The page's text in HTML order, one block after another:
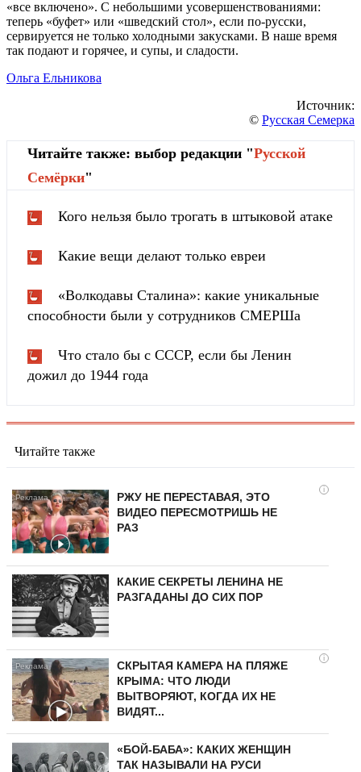
«все включено». С небольшими усовершенствованиями:
теперь «буфет» или «шведский стол», если по-русски,
сервируется не только холодными закусками. В наше время
так подают и горячее, и супы, и сладости.
Ольга Ельникова
Источник:
© Русская Семерка
Читайте также: выбор редакции "Русской
Cемёрки"
Кого нельзя было трогать в штыковой атаке
Какие вещи делают только евреи
«Волкодавы Сталина»: какие уникальные
способности были у сотрудников СМЕРШа
Что стало бы с СССР, если бы Ленин
дожил до 1944 года
Читайте также
i
РЖУ НЕ ПЕРЕСТАВАЯ, ЭТО
ВИДЕО ПЕРЕСМОТРИШЬ НЕ
РАЗ
КАКИЕ СЕКРЕТЫ ЛЕНИНА НЕ
РАЗГАДАНЫ ДО СИХ ПОР
i
СКРЫТАЯ КАМЕРА НА ПЛЯЖЕ
КРЫМА: ЧТО ЛЮДИ
ВЫТВОРЯЮТ, КОГДА ИХ НЕ
ВИДЯТ...
«БОЙ-БАБА»: КАКИХ ЖЕНЩИН
ТАК НАЗЫВАЛИ НА РУСИ